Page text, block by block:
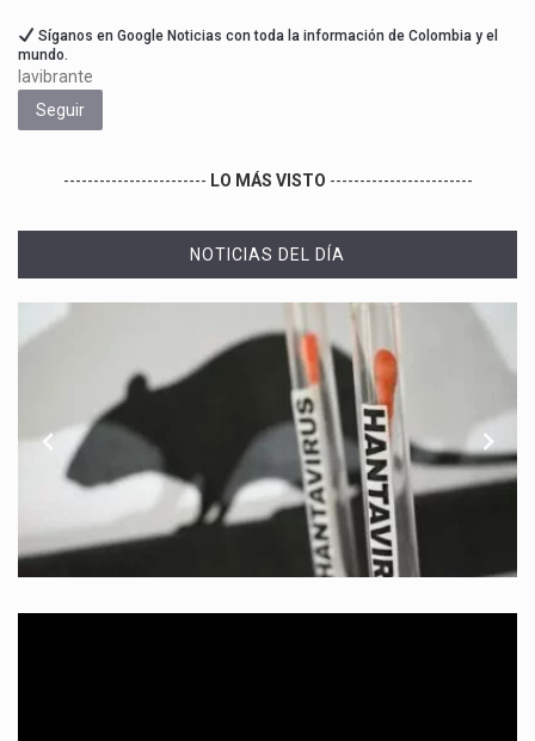
Síganos en Google Noticias con toda la información de Colombia y el
mundo.
lavibrante
Seguir
------------------------ LO MÁS VISTO ------------------------
NOTICIAS DEL DÍA